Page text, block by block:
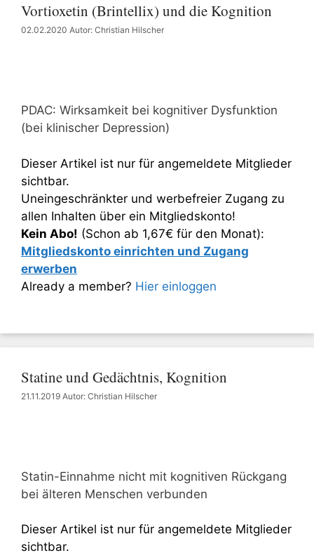
Vortioxetin (Brintellix) und die Kognition
02.02.2020 Autor: Christian Hilscher
PDAC: Wirksamkeit bei kognitiver Dysfunktion
(bei klinischer Depression)
Dieser Artikel ist nur für angemeldete Mitglieder
sichtbar.
Uneingeschränkter und werbefreier Zugang zu
allen Inhalten über ein Mitgliedskonto!
Kein Abo! (Schon ab 1,67€ für den Monat):
Mitgliedskonto einrichten und Zugang
erwerben
Already a member? Hier einloggen
Statine und Gedächtnis, Kognition
21.11.2019 Autor: Christian Hilscher
Statin-Einnahme nicht mit kognitiven Rückgang
bei älteren Menschen verbunden
Dieser Artikel ist nur für angemeldete Mitglieder
sichtbar.